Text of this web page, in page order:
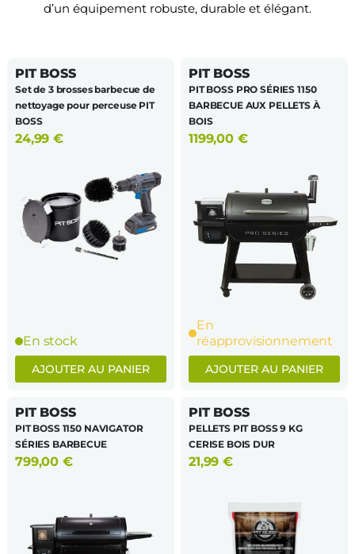
d’un équipement robuste, durable et élégant.
PIT BOSS
Set de 3 brosses barbecue de
nettoyage pour perceuse PIT
BOSS
24,99€
En stock
AJOUTER AU PANIER
PIT BOSS
PIT BOSS PRO SÉRIES 1150
BARBECUE AUX PELLETS À
BOIS
1199,00 €
En
réapprovisionnement
AJOUTER AU PANIER
PIT BOSS
PIT BOSS 1150 NAVIGATOR
SÉRIES BARBECUE
799,00 €
PIT BOSS
PELLETS PIT BOSS 9 KG
CERISE BOIS DUR
21,99€